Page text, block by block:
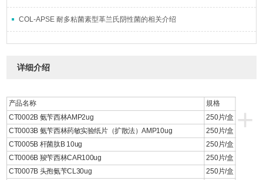
COL-APSE 耐多粘菌素型革兰氏阴性菌的相关介绍
详细介绍
+
产品名称
規格
CT0002B 氨苄西林AMP2ug
250片/盒
CT0003B 氨苄西林药敏实验纸片（扩散法）AMP10ug
250片/盒
CT0005B 杆菌肽B 10ug
250片/盒
CT0006B 羧苄西林CAR100ug
250片/盒
CT0007B 头孢氨苄CL30ug
250片/盒